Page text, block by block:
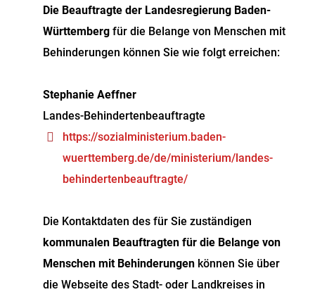
Die Beauftragte der Landesregierung Baden-
Württemberg für die Belange von Menschen mit
Behinderungen können Sie wie folgt erreichen:
Stephanie Aeffner
Landes-Behindertenbeauftragte
https://sozialministerium.baden-
wuerttemberg.de/de/ministerium/landes-
behindertenbeauftragte/
Die Kontaktdaten des für Sie zuständigen
kommunalen Beauftragten für die Belange von
Menschen mit Behinderungen können Sie über
die Webseite des Stadt- oder Landkreises in